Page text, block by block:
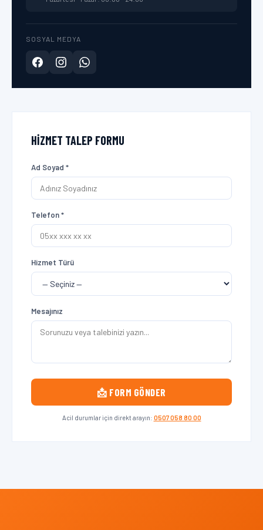
HIZMET TALEP FORMU
Ad Soyad *
Telefon *
Hizmet Türü
Mesajınız
📩 FORM GÖNDER
Acil durumlar için direkt arayın: 0507 058 80 00
SOSYAL MEDYA